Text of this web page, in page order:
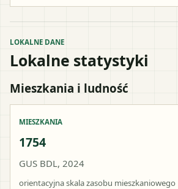
LOKALNE DANE
Lokalne statystyki
Mieszkania i ludność
MIESZKANIA
1754
GUS BDL, 2024
orientacyjna skala zasobu mieszkaniowego